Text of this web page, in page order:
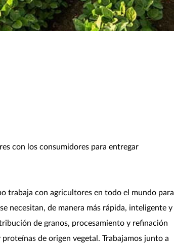
con los consumidores para entregar
trabaja con agricultores en todo el mundo para
necesitan, de manera más rápida, inteligente y
de granos, procesamiento y refinación
de origen vegetal. Trabajamos junto a